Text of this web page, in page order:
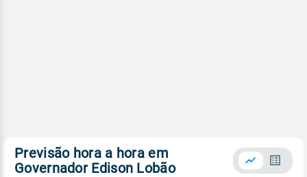
Previsão hora a hora em
Governador Edison Lobão